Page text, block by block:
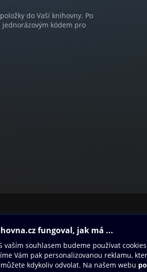
do Vaší knihovny. Po
kódem pro